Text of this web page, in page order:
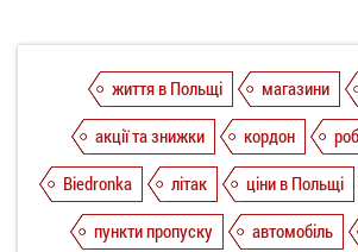
життя в Польщі магазини
акції та знижки
кордон
Biedronka
літак ціни в Польщі
пункти пропуску
автомобіль